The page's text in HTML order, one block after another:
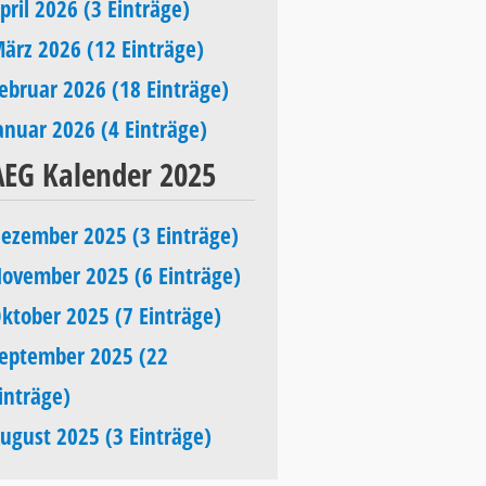
2026 (3 Einträge)
2026 (12 Einträge)
2026 (18 Einträge)
2026 (4 Einträge)
Kalender 2025
2025 (3 Einträge)
2025 (6 Einträge)
2025 (7 Einträge)
2025 (22
2025 (3 Einträge)